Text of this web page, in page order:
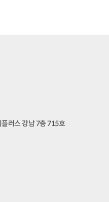
러스 강남 7층 715호